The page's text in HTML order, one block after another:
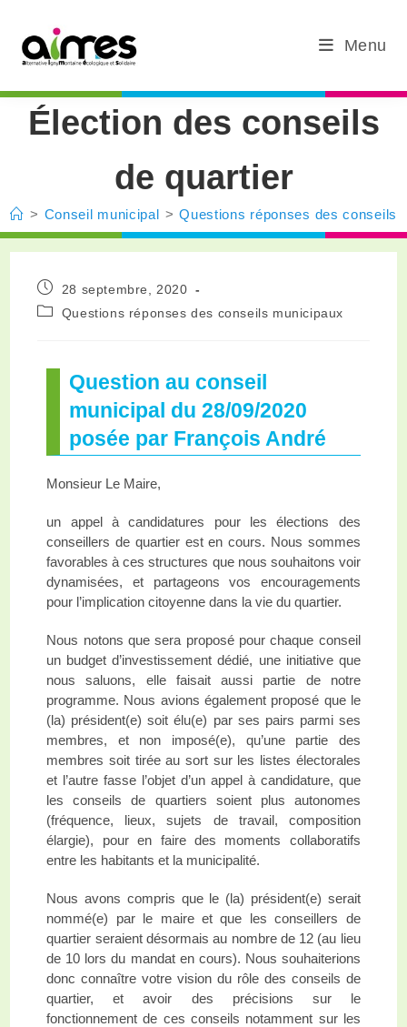
Menu
Élection des conseils
de quartier
> Conseil municipal > Questions réponses des conseils
28 septembre, 2020
Questions réponses des conseils municipaux
Question au conseil
municipal du 28/09/2020
posée par François André
Monsieur Le Maire,
un appel à candidatures pour les élections des
conseillers de quartier est en cours. Nous sommes
favorables à ces structures que nous souhaitons voir
dynamisées, et partageons vos encouragements
pour l’implication citoyenne dans la vie du quartier.
Nous notons que sera proposé pour chaque conseil
un budget d’investissement dédié, une initiative que
nous saluons, elle faisait aussi partie de notre
programme. Nous avions également proposé que le
(la) président(e) soit élu(e) par ses pairs parmi ses
membres, et non imposé(e), qu’une partie des
membres soit tirée au sort sur les listes électorales
et l’autre fasse l’objet d’un appel à candidature, que
les conseils de quartiers soient plus autonomes
(fréquence, lieux, sujets de travail, composition
élargie), pour en faire des moments collaboratifs
entre les habitants et la municipalité.
Nous avons compris que le (la) président(e) serait
nommé(e) par le maire et que les conseillers de
quartier seraient désormais au nombre de 12 (au lieu
de 10 lors du mandat en cours). Nous souhaiterions
donc connaître votre vision du rôle des conseils de
quartier, et avoir des précisions sur le
fonctionnement de ces conseils notamment sur les